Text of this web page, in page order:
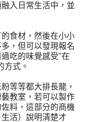
入日常生活中，並
食材，然後在小小
，但可以發現報名
吃的味覺感受"在
方式。
等等都大排長龍，
教室，若可以製作
料，這部分的商機
活）說明清楚才